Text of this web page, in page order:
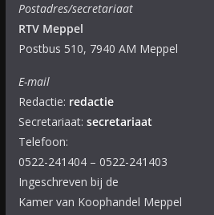
Postadres/secretariaat
RTV Meppel
Postbus 510, 7940 AM Meppel
E-mail
Redactie: redactie
Secretariaat: secretariaat
Telefoon:
0522-241404 – 0522-241403
Ingeschreven bij de
Kamer van Koophandel Meppel